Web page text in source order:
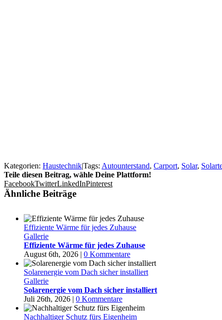
Kategorien: Haustechnik|Tags: Autounterstand, Carport, Solar,
Teile diesen Beitrag, wähle Deine Plattform!
FacebookTwitterLinkedInPinterest
Ähnliche Beiträge
Effiziente Wärme für jedes Zuhause
Gallerie
Effiziente Wärme für jedes Zuhause
August 6th, 2026 | 0 Kommentare
Solarenergie vom Dach sicher installiert
Gallerie
Solarenergie vom Dach sicher installiert
Juli 26th, 2026 | 0 Kommentare
Nachhaltiger Schutz fürs Eigenheim